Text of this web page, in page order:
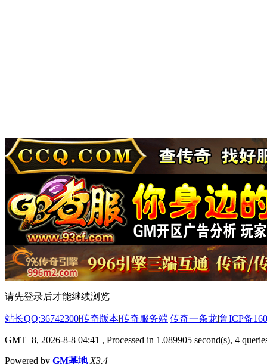
请先登录后才能继续浏览
站长QQ:36742300|传奇版本|传奇服务端|传奇一条龙|鲁ICP备
GMT+8, 2026-8-8 04:41 , Processed in 1.089905 second(s), 4
Powered by GM基地 X3.4